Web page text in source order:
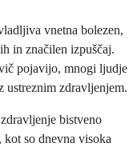
vnetna bolezen,
in značilen izpuščaj.
pojavijo, mnogi ljudje
ustreznim zdravljenjem.
bistveno
so dnevna visoka